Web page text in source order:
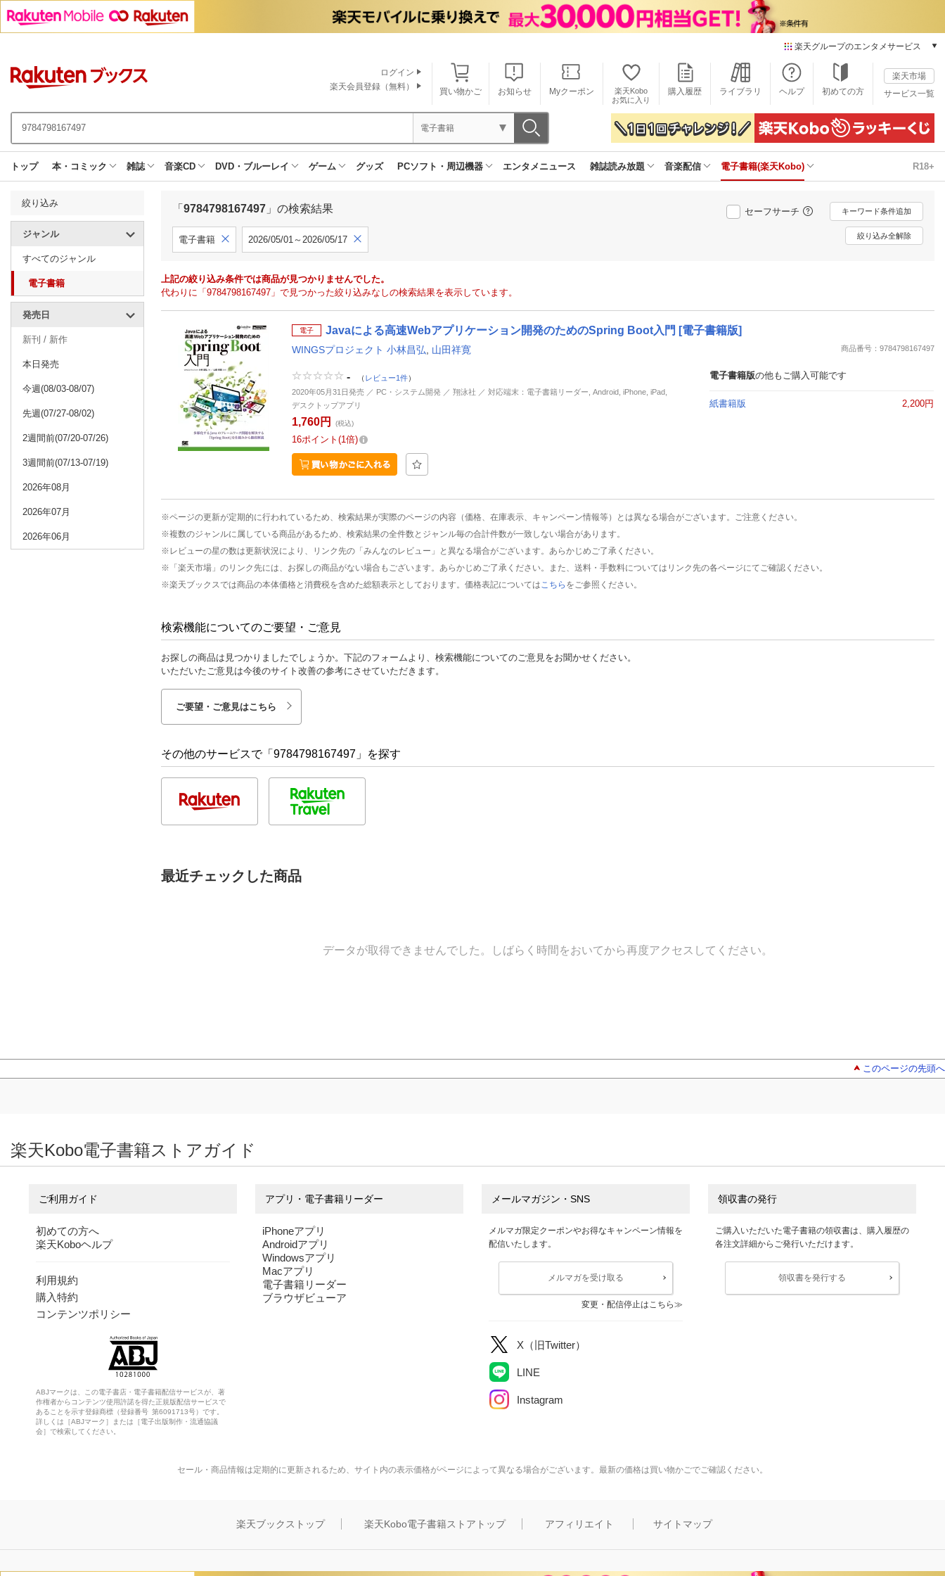
楽天グループのエンタメサービス
本/ゲーム/CD/DVD
楽天ブックス
電子書籍
楽天Kobo
雑誌読み放題
楽天ミュージック
動画配信
楽天TV
動画配信ガイド
推し楽
買い物かご お知らせ Myクーポン
楽天Kobo
お気に入り
購入履歴 ライブラリ ヘルプ 初めての方
楽天市場
サービス一覧
ログイン
楽天会員登録（無料）
電子書籍
トップ 本・コミック 雑誌 音楽CD DVD・ブルーレイ ゲーム グッズ PCソフト・周辺機器 エンタメニュース 雑誌読み放題 音楽配信 電子書籍(楽天Kobo) R18+
絞り込み
ジャンル
すべてのジャンル
電子書籍
発売日
新刊 / 新作
本日発売
今週(08/03-08/07)
先週(07/27-08/02)
2週間前(07/20-07/26)
3週間前(07/13-07/19)
2026年08月
2026年07月
2026年06月
「 9784798167497 」の検索結果 セーフサーチ キーワード条件追加
電子書籍 2026/05/01～2026/05/17 絞り込み全解除
上記の絞り込み条件では商品が見つかりませんでした。
代わりに「9784798167497」で見つかった絞り込みなしの検索結果を表示しています。
電子 Javaによる高速Webアプリケーション開発のためのSpring Boot入門 [電子書籍版]
WINGSプロジェクト 小林昌弘 山田祥寛 商品番号：9784798167497
- （ レビュー1件）
2020年05月31日発売 ／ PC・システム開発 ／ 翔泳社 ／ 対応端末：電子書籍リーダー, Android, iPhone, iPad,
デスクトップアプリ
1,760円 (税込)
16ポイント 1倍
電子書籍版の他もご購入可能です
紙書籍版 2,200円
※ページの更新が定期的に行われているため、検索結果が実際のページの内容（価格、在庫表示、キャンペーン情報等）とは異なる場合がございます。ご注意ください。
※複数のジャンルに属している商品があるため、検索結果の全件数とジャンル毎の合計件数が一致しない場合があります。
※レビューの星の数は更新状況により、リンク先の「みんなのレビュー」と異なる場合がございます。あらかじめご了承ください。
※「楽天市場」のリンク先には、お探しの商品がない場合もございます。あらかじめご了承ください。また、送料・手数料についてはリンク先の各ページにてご確認ください。
※楽天ブックスでは商品の本体価格と消費税を含めた総額表示としております。価格表記については こちら をご参照ください。
検索機能についてのご要望・ご意見
お探しの商品は見つかりましたでしょうか。下記のフォームより、検索機能についてのご意見をお聞かせください。
いただいたご意見は今後のサイト改善の参考にさせていただきます。
ご要望・ご意見はこちら
その他のサービスで「9784798167497」を探す
最近チェックした商品
データが取得できませんでした。しばらく時間をおいてから再度アクセスしてください。
このページの先頭へ
楽天Kobo電子書籍ストアガイド
ご利用ガイド
初めての方へ
楽天Koboヘルプ
利用規約
購入特約
コンテンツポリシー
ABJマークは、この電子書店・電子書籍配信サービスが、著
作権者からコンテンツ使用許諾を得た正規版配信サービスで
あることを示す登録商標（登録番号 第6091713号）です。
詳しくは［ABJマーク］または［電子出版制作・流通協議
会］で検索してください。
アプリ・電子書籍リーダー
iPhoneアプリ
Androidアプリ
Windowsアプリ
Macアプリ
電子書籍リーダー
ブラウザビューア
メールマガジン・SNS
メルマガ限定クーポンやお得なキャンペーン情報を
配信いたします。
メルマガを受け取る
変更・配信停止はこちら
X（旧Twitter）
LINE
Instagram
領収書の発行
ご購入いただいた電子書籍の領収書は、購入履歴の
各注文詳細からご発行いただけます。
領収書を発行する
セール・商品情報は定期的に更新されるため、サイト内の表示価格がページによって異なる場合がございます。最新の価格は買い物かごでご確認ください。
楽天ブックストップ 楽天Kobo電子書籍ストアトップ アフィリエイト サイトマップ